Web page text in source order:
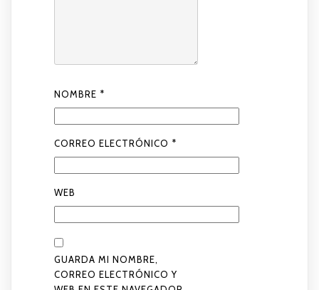
NOMBRE *
CORREO ELECTRÓNICO *
WEB
GUARDA MI NOMBRE,
CORREO ELECTRÓNICO Y